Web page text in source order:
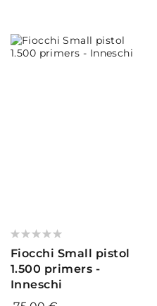
Valutazione:
Fiocchi Small pistol
1.500 primers -
Inneschi